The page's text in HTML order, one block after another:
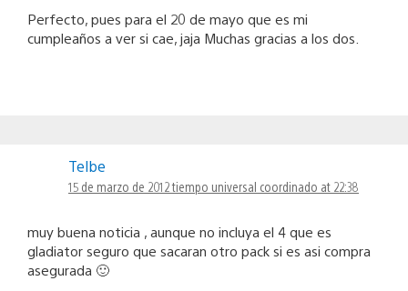
Perfecto, pues para el 20 de mayo que es mi
cumpleaños a ver si cae, jaja Muchas gracias a los dos.
Telbe
15 de marzo de 2012 tiempo universal coordinado at 22:38
muy buena noticia , aunque no incluya el 4 que es
gladiator seguro que sacaran otro pack si es asi compra
asegurada 🙂